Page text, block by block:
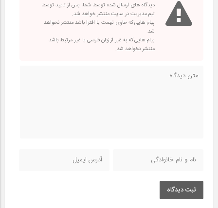
دیدگاه های ارسال شده توسط شما، پس از تایید توسط
تیم مدیریت در سایت منتشر خواهد شد.
پیام هایی که حاوی تهمت یا افترا باشد منتشر نخواهد
شد.
پیام هایی که به غیر از زبان فارسی یا غیر مرتبط باشد
منتشر نخواهد شد.
ثبت دیدگاه